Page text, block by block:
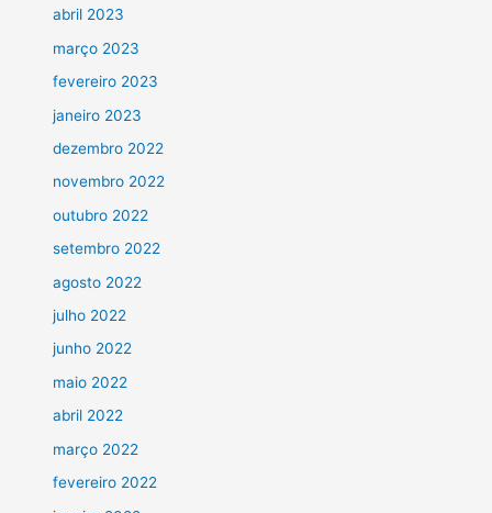
abril 2023
março 2023
fevereiro 2023
janeiro 2023
dezembro 2022
novembro 2022
outubro 2022
setembro 2022
agosto 2022
julho 2022
junho 2022
maio 2022
abril 2022
março 2022
fevereiro 2022